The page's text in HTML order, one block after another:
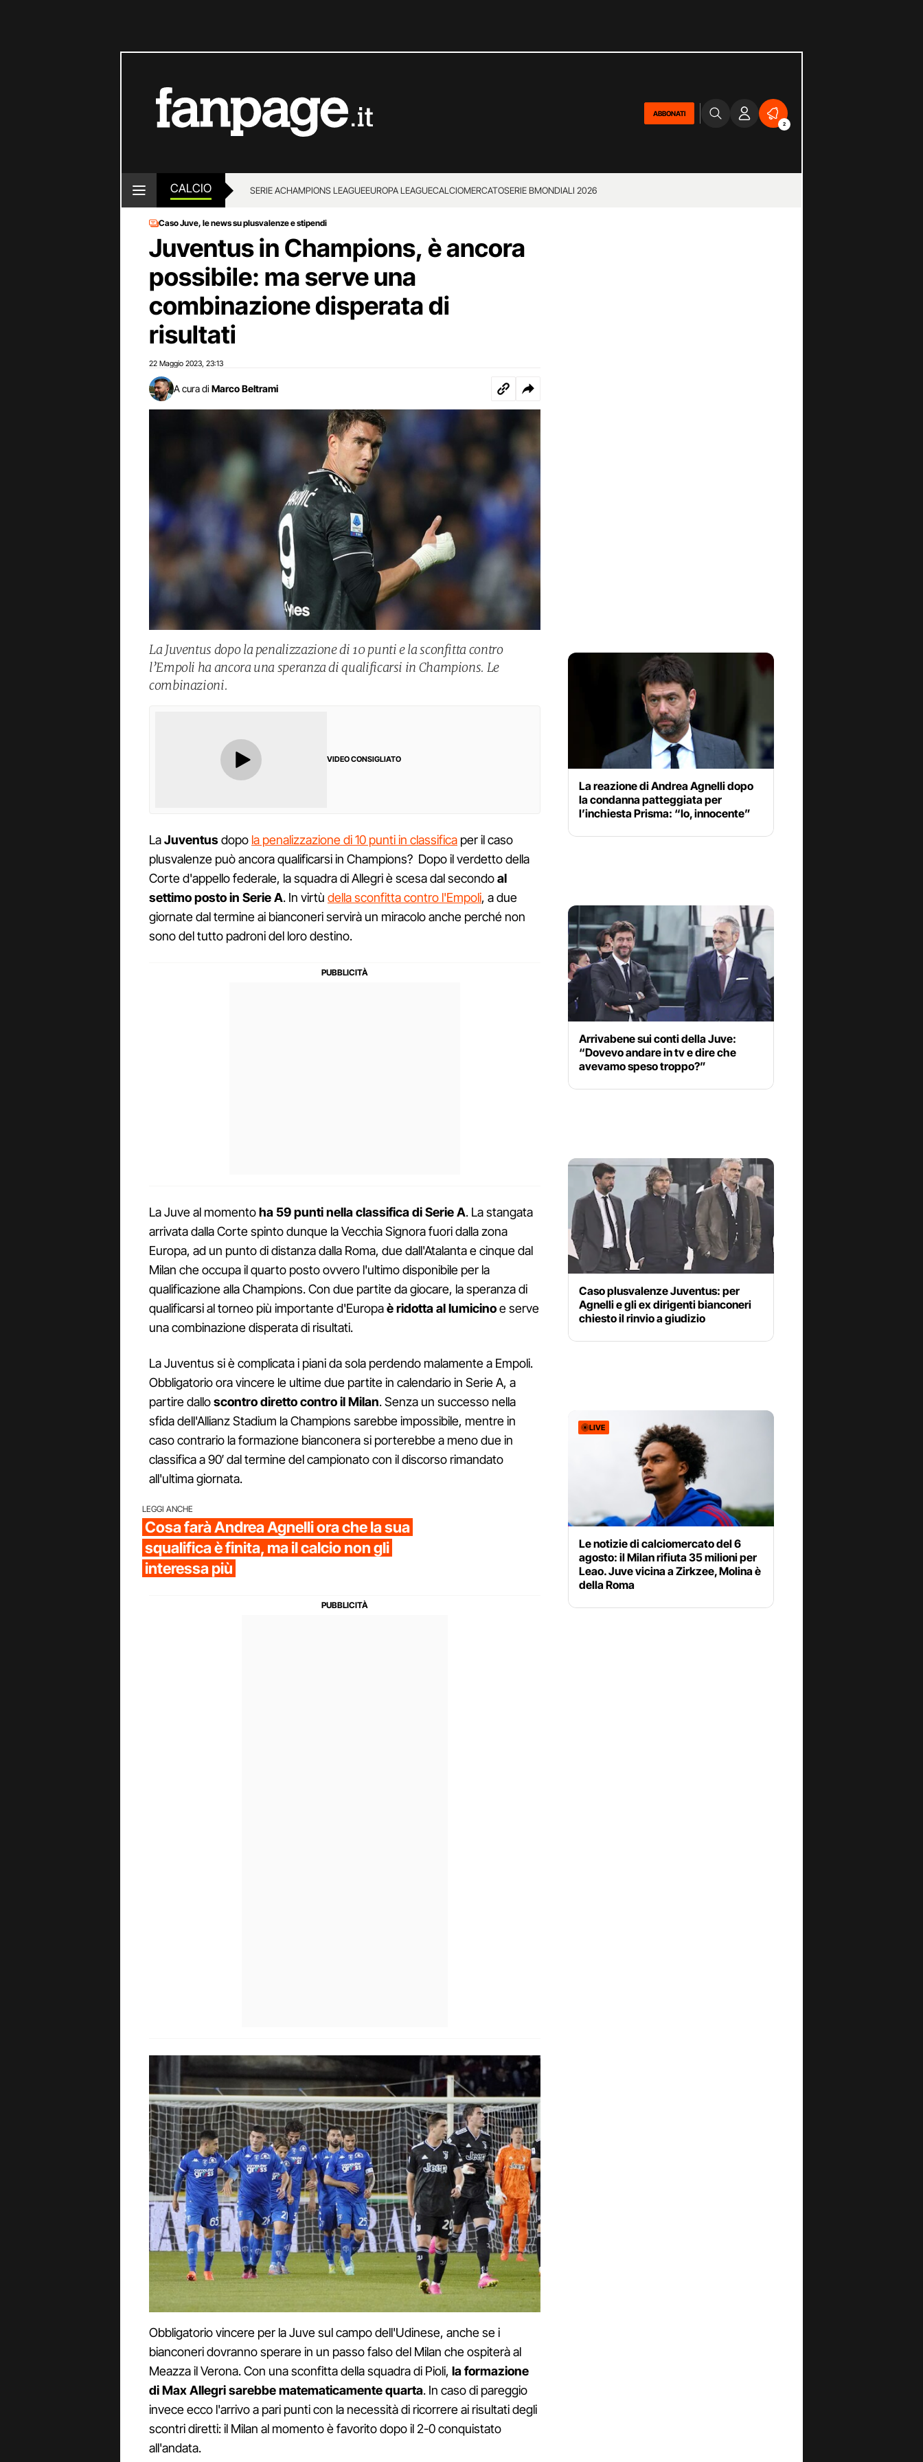
ABBONATI
2
CALCIO SERIE ACHAMPIONS LEAGUEEUROPA LEAGUECALCIOMERCATOSERIE BMONDIALI 2026
Caso Juve, le news su plusvalenze e stipendi
Juventus in Champions, è ancora
possibile: ma serve una
combinazione disperata di
risultati
22 Maggio 2023 23:13
A cura di Marco Beltrami
La Juventus dopo la penalizzazione di 10 punti e la sconfitta contro
l’Empoli ha ancora una speranza di qualificarsi in Champions. Le
combinazioni.
VIDEO CONSIGLIATO
LaJuventusdopo la penalizzazione di 10 punti in classifica per il caso
plusvalenze può ancora qualificarsi in Champions? Dopo il verdetto della
Corte d'appello federale, la squadra di Allegri è scesa dal secondoal
settimo posto in Serie A. In virtù della sconfitta contro l'Empoli, a due
giornate dal termine ai bianconeri servirà un miracolo anche perché non
sono del tutto padroni del loro destino.
La Juve al momentoha 59 punti nella classifica di Serie A. La stangata
arrivata dalla Corte spinto dunque la Vecchia Signora fuori dalla zona
Europa, ad un punto di distanza dalla Roma, due dall'Atalanta e cinque dal
Milan che occupa il quarto posto ovvero l'ultimo disponibile per la
qualificazione alla Champions. Con due partite da giocare, la speranza di
qualificarsi al torneo più importante d'Europaè ridotta al lumicinoe serve
una combinazione disperata di risultati.
La Juventus si è complicata i piani da sola perdendo malamente a Empoli.
Obbligatorio ora vincere le ultime due partite in calendario in Serie A, a
partire dalloscontro diretto contro il Milan. Senza un successo nella
sfida dell'Allianz Stadium la Champions sarebbe impossibile, mentre in
caso contrario la formazione bianconera si porterebbe a meno due in
classifica a 90′ dal termine del campionato con il discorso rimandato
all'ultima giornata.
LEGGI ANCHE
Cosa farà Andrea Agnelli ora che la sua
squalifica è finita, ma il calcio non gli
interessa più
Obbligatorio vincere per la Juve sul campo dell'Udinese, anche se i
bianconeri dovranno sperare in un passo falso del Milan che ospiterà al
Meazza il Verona. Con una sconfitta della squadra di Pioli, la formazione
di Max Allegri sarebbe matematicamente quarta. In caso di pareggio
invece ecco l'arrivo a pari punti con la necessità di ricorrere ai risultati degli
scontri diretti: il Milan al momento è favorito dopo il 2-0 conquistato
all'andata.
La reazione di Andrea Agnelli dopo
la condanna patteggiata per
l’inchiesta Prisma: “Io, innocente”
Arrivabene sui conti della Juve:
“Dovevo andare in tv e dire che
avevamo speso troppo?”
Caso plusvalenze Juventus: per
Agnelli e gli ex dirigenti bianconeri
chiesto il rinvio a giudizio
LIVE
Le notizie di calciomercato del 6
agosto: il Milan rifiuta 35 milioni per
Leao. Juve vicina a Zirkzee, Molina è
della Roma